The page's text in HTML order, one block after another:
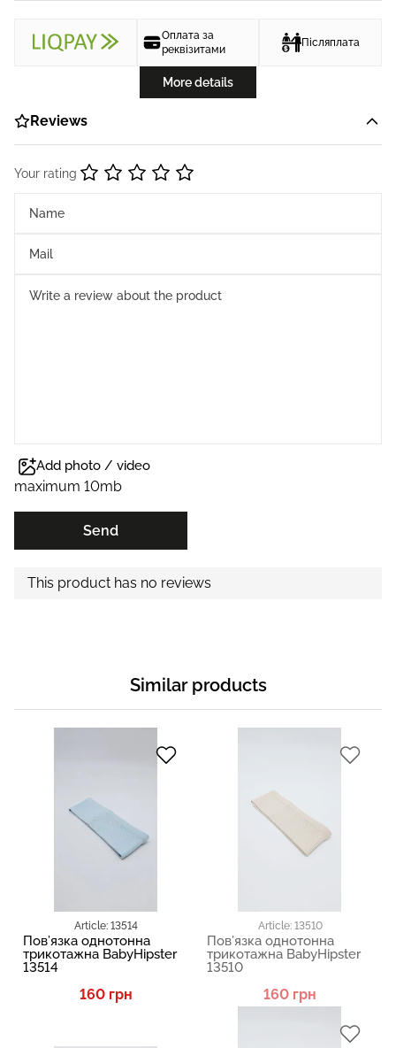
Оплата за
реквізитами
Післяплата
More details
Reviews
Your rating
Add photo / video
maximum 10mb
Send
This product has no reviews
Similar products
Article: 13514
Пов’язка однотонна
трикотажна BabyHipster
13514
160 грн
Article: 13510
Пов’язка однотонна
трикотажна BabyHipster
13510
160 грн